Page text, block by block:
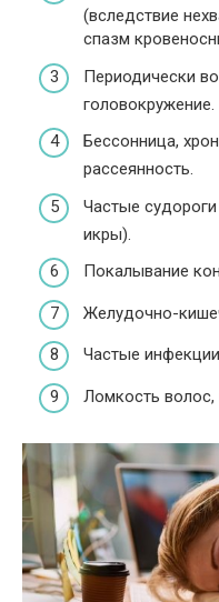
(вследствие
спазм
Периодически
головокружение.
Бессонница,
рассеянность.
Частые
икры).
Покалывание
Желудочно-
Частые
Ломкость волос,